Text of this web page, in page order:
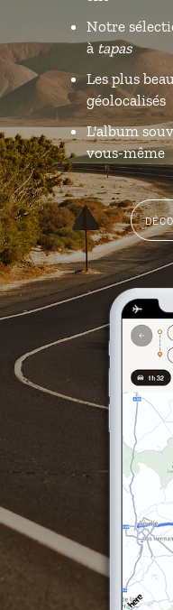
Notre
àtapas
Les plus
géolocalisés
L'album
vous-même